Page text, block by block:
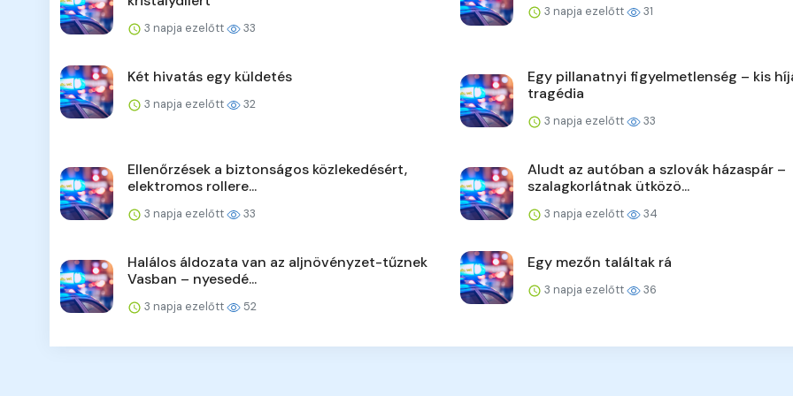
3 napja ezelőtt 33
3 napja ezelőtt 31
Két hivatás egy küldetés
3 napja ezelőtt 32
Egy pillanatnyi figyelmetlenség – kis
tragédia
3 napja ezelőtt 33
Ellenőrzések a biztonságos közlekedésért,
elektromos rollere...
3 napja ezelőtt 33
Aludt az autóban a szlovák házaspár –
szalagkorlátnak ütközö...
3 napja ezelőtt 34
Halálos áldozata van az aljnövényzet-tűznek
Vasban – nyesedé...
3 napja ezelőtt 52
Egy mezőn találtak rá
3 napja ezelőtt 36